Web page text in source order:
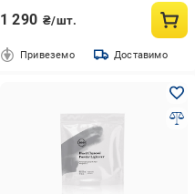
1 290 ₴/шт.
Привеземо Доставимо